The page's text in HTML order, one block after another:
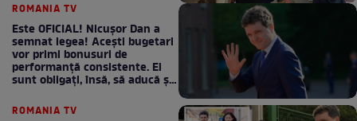
ROMANIA TV
Este OFICIAL! Nicușor Dan a
semnat legea! Acești bugetari
vor primi bonusuri de
performanță consistente. Ei
sunt obligați, însă, să aducă și
ROMANIA TV